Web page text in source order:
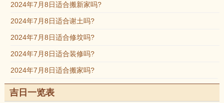
2024年7月8日适合搬新家吗?
2024年7月8日适合谢土吗?
2024年7月8日适合修坟吗?
2024年7月8日适合装修吗?
2024年7月8日适合搬家吗?
吉日一览表